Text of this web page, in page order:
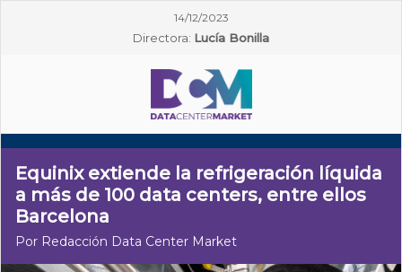
14/12/2023
Directora: Lucía Bonilla
Equinix extiende la refrigeración líquida
a más de 100 data centers, entre ellos
Barcelona
Por Redacción Data Center Market